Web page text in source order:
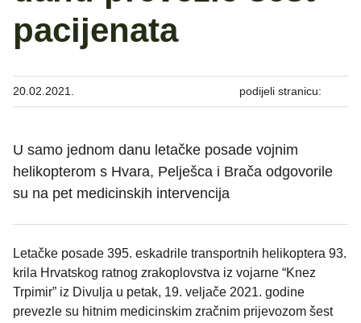
pacijenata
20.02.2021. podijeli stranicu:
U samo jednom danu letačke posade vojnim
helikopterom s Hvara, Pelješca i Brača odgovorile
su na pet medicinskih intervencija
Letačke posade 395. eskadrile transportnih helikoptera 93.
krila Hrvatskog ratnog zrakoplovstva iz vojarne “Knez
Trpimir” iz Divulja u petak, 19. veljače 2021. godine
prevezle su hitnim medicinskim zračnim prijevozom šest